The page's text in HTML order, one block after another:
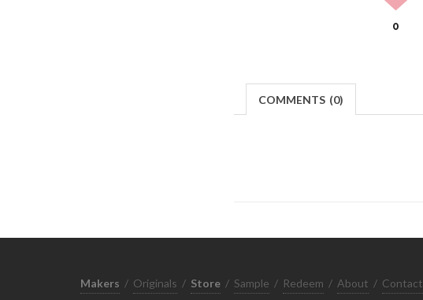
0
COMMENTS (0)
Makers / Originals / Store / Sample / Redeem / About / Contact